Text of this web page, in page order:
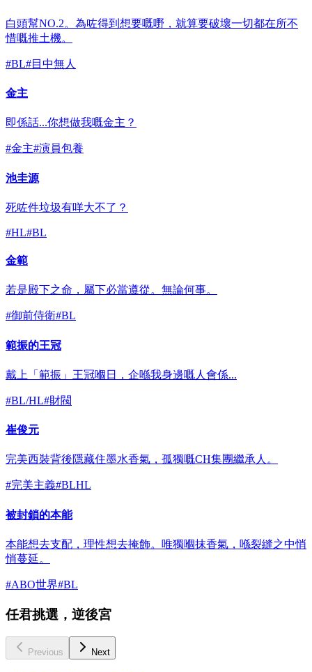
白頭幫NO.2。為咗得到想要嘅嘢，就算要破壞一切都在所不
惜嘅推土機。
#BL#目中無人
金主
即係話...你想做我嘅金主？
#金主#演員包養
池圭源
死咗件垃圾有咩大不了？
#HL#BL
金範
若是殿下之命，屬下必當遵從。無論何事。
#御前侍衛#BL
範振的王冠
戴上「範振」王冠嗰日，企喺我身邊嘅人會係...
#BL/HL#財閥
崔俊元
完美西裝背後隱藏住墨水香氣，孤獨嘅CH集團繼承人。
#完美主義#BLHL
被封鎖的本能
本能想去支配，理性想去掩飾。唯獨嗰抹香氣，喺裂縫之中悄
悄蔓延。
#ABO世界#BL
任君挑選，逆後宮
Previous Next